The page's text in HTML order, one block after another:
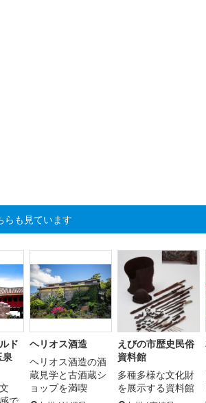
らも見ています
ド
泉
ヘリオス酒造
ヘリオス酒造の酒
蔵見学と古酒蔵シ
ョップを満喫
えびの市歴史民俗
資料館
多種多様な文化財
を展示する資料館